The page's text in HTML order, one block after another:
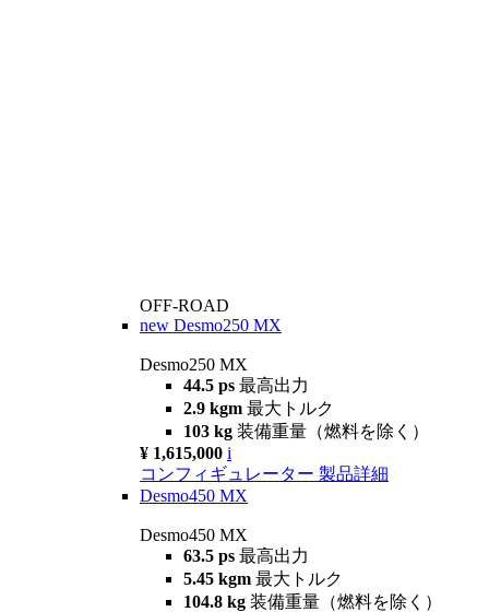
OFF-ROAD
new Desmo250 MX
Desmo250 MX
44.5 ps 最高出力
2.9 kgm 最大トルク
103 kg 装備重量（燃料を除く）
¥ 1,615,000 i
コンフィギュレーター 製品詳細
Desmo450 MX
Desmo450 MX
63.5 ps 最高出力
5.45 kgm 最大トルク
104.8 kg 装備重量（燃料を除く）